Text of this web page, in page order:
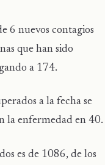
6 nuevos contagios
que han sido
a 174.
a la fecha se
la enfermedad en 40.
es de 1086, de los